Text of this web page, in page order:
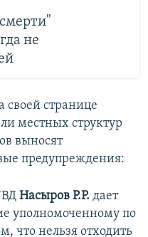
не
своей странице
местных структур
выносят
предупреждения:
Насыров Р.Р. дает
уполномоченному по
что нельзя отходить